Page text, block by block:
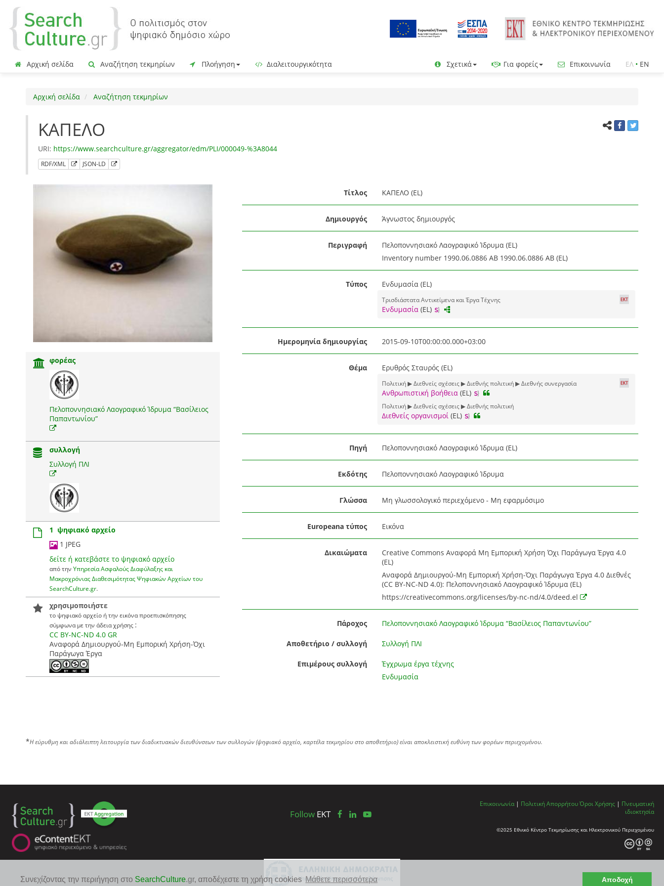
Συνεχίζοντας την περιήγηση στο SearchCulture.gr, αποδέχεστε τη χρήση cookies Μάθετε περισσότερα Αποδοχή
Αρχική σελίδα Αναζήτηση τεκμηρίων Πλοήγηση Διαλειτουργικότητα Σχετικά Για φορείς Επικοινωνία ΕΛ • EN
Αρχική σελίδα Αναζήτηση τεκμηρίων
ΚΑΠΕΛΟ
URI: https://www.searchculture.gr/aggregator/edm/PLI/000049-%3A8044
RDF/XML JSON-LD
φορέας
Πελοποννησιακό Λαογραφικό Ίδρυμα “Βασίλειος
Παπαντωνίου”
συλλογή
Συλλογή ΠΛΙ
1 ψηφιακό αρχείο
1 JPEG
δείτε ή κατεβάστε το ψηφιακό αρχείο
από την Υπηρεσία Ασφαλούς Διαφύλαξης και
Μακροχρόνιας Διαθεσιμότητας Ψηφιακών Αρχείων του
SearchCulture.gr.
χρησιμοποιήστε
το ψηφιακό αρχείο ή την εικόνα προεπισκόπησης
σύμφωνα με την άδεια χρήσης :
CC BY-NC-ND 4.0 GR
Αναφορά Δημιουργού-Μη Εμπορική Χρήση-Όχι
Παράγωγα Έργα
Τίτλος ΚΑΠΕΛΟ (EL)
Δημιουργός Άγνωστος δημιουργός
Περιγραφή
Πελοποννησιακό Λαογραφικό Ίδρυμα (EL)
Inventory number 1990.06.0886 ΑΒ 1990.06.0886 ΑΒ (EL)
Τύπος Ενδυμασία (EL)
Τρισδιάστατα Αντικείμενα και Έργα Τέχνης
Ενδυμασία(EL)
Ημερομηνία δημιουργίας 2015-09-10T00:00:00.000+03:00
Θέμα Ερυθρός Σταυρός (EL)
Πολιτική ▶ Διεθνείς σχέσεις ▶ Διεθνής πολιτική ▶ Διεθνής συνεργασία
Ανθρωπιστική βοήθεια(EL)
Πολιτική ▶ Διεθνείς σχέσεις ▶ Διεθνής πολιτική
Διεθνείς οργανισμοί(EL)
Πηγή Πελοποννησιακό Λαογραφικό Ίδρυμα (EL)
Εκδότης Πελοποννησιακό Λαογραφικό Ίδρυμα
Γλώσσα Μη γλωσσολογικό περιεχόμενο - Μη εφαρμόσιμο
Europeana τύπος Εικόνα
Δικαιώματα
Creative Commons Αναφορά Μη Εμπορική Χρήση Όχι Παράγωγα Έργα 4.0
(EL)
Αναφορά Δημιουργού-Μη Εμπορική Χρήση-Όχι Παράγωγα Έργα 4.0 Διεθνές
(CC BY-NC-ND 4.0): Πελοποννησιακό Λαογραφικό Ίδρυμα (EL)
https://creativecommons.org/licenses/by-nc-nd/4.0/deed.el
Πάροχος Πελοποννησιακό Λαογραφικό Ίδρυμα “Βασίλειος Παπαντωνίου”
Αποθετήριο / συλλογή Συλλογή ΠΛΙ
Επιμέρους συλλογή
Έγχρωμα έργα τέχνης
Ενδυμασία
*Η εύρυθμη και αδιάλειπτη λειτουργία των διαδικτυακών διευθύνσεων των συλλογών (ψηφιακό αρχείο, καρτέλα τεκμηρίου στο αποθετήριο) είναι αποκλειστική ευθύνη των φορέων περιεχομένου.
FollowEKT
Επικοινωνία | Πολιτική ΑπορρήτουΌροι Χρήσης | Πνευματική
ιδιοκτησία
©2025 Εθνικό Κέντρο Τεκμηρίωσης και Ηλεκτρονικού Περιεχομένου